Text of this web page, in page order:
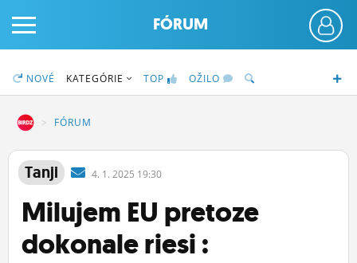
PRIHLÁS SA
ČINŽIAK
FÓRUM
FÓRUM
NOVÉ KATEGÓRIE TOP OŽILO
FÓRUM
Tanji 4. 1. 2025 19:30
Milujem EU pretoze
dokonale riesi :